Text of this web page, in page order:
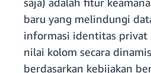
baru yang melindungi
informasi identitas privat
nilai kolom secara
berdasarkan kebijakan